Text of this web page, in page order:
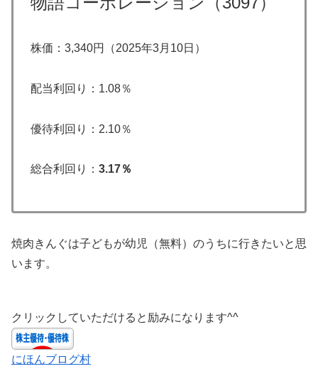
株価：3,340円（2025年3月10日）
配当利回り：1.08％
優待利回り：2.10％
総合利回り： 3.17％
焼肉きんぐは子どもが幼児（無料）のうちに行きたいと思
います。
クリックしていただけると励みになります^^
にほんブログ村